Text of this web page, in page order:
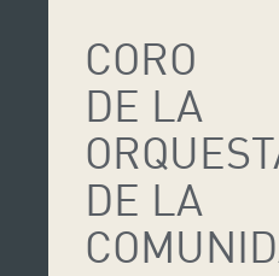
CORO
DE LA
DE LA